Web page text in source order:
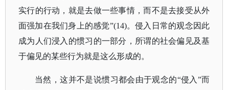
实行的行动，就是去做一些事情，而不是去接受从外
面强加在我们身上的感觉”(14)。侵入日常的观念因此
成为人们浸入的惯习的一部分，所谓的社会偏见及基
于偏见的某些行为就是这么形成的。
当然，这并不是说惯习都会由于观念的“侵入”而